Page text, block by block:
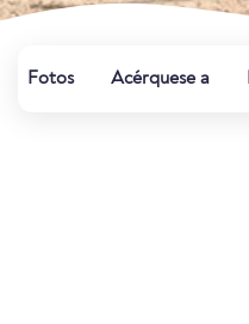
Fotos Acérquese a